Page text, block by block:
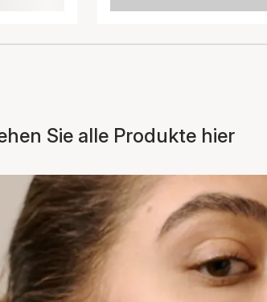
Sie alle Produkte hier